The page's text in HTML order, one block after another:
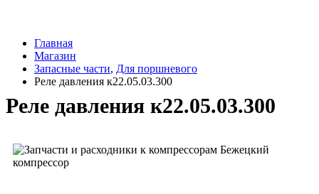
Главная
Магазин
Запасные части, Для поршневого
Реле давления к22.05.03.300
Реле давления к22.05.03.300